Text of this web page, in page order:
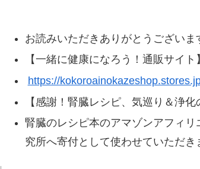
お読みいただきありがとうございま
【一緒に健康になろう！通販サイ
https://
【感謝！腎臓レシピ、気巡り＆浄化
腎臓のレシピ本のアマゾンアフィ
究所へ寄付として使わせていただき